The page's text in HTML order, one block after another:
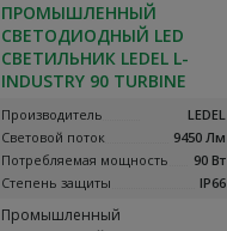
ПРОМЫШЛЕННЫЙ
СВЕТОДИОДНЫЙ LED
СВЕТИЛЬНИК LEDEL L-
INDUSTRY 90 TURBINE
Производитель
LEDEL
Световой поток
9450 Лм
Потребляемая мощность
90 Вт
Степень защиты
IP66
Промышленный